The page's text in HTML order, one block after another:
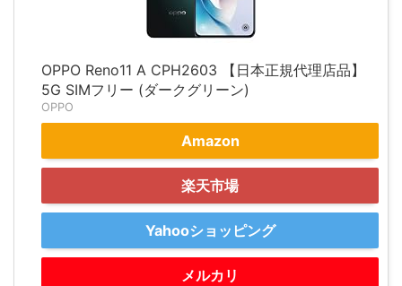
OPPO Reno11 A CPH2603 【日本正規代理店品】
5G SIMフリー (ダークグリーン)
OPPO
Amazon
楽天市場
Yahooショッピング
メルカリ